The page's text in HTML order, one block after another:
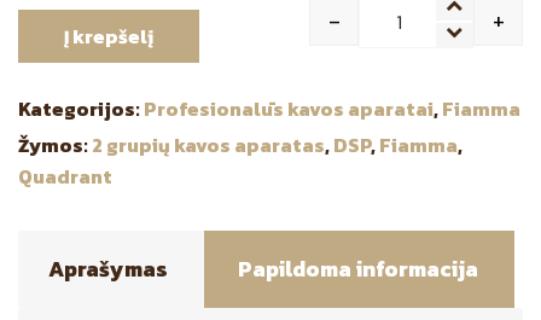
Quantity
- +
Į krepšelį
Kategorijos:Profesionalūs kavos aparatai,Fiamma
Žymos:2 grupių kavos aparatas,DSP,Fiamma,
Quadrant
Aprašymas Papildoma informacija